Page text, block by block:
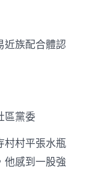
族配合體認
黨委
村平張水瓶
他感到一股強